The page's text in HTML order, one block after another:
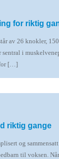
for riktig
av 26 knokler,
sentral i
[…]
riktig gange
og
til voksen.